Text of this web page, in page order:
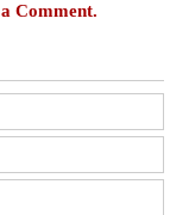
Comment.